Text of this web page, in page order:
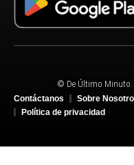
© De Último Minuto.
Contáctanos
Sobre
Política de privacidad